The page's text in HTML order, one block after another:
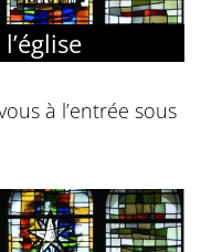
à l’entrée sous